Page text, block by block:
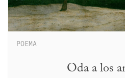
POEMA
Oda a los